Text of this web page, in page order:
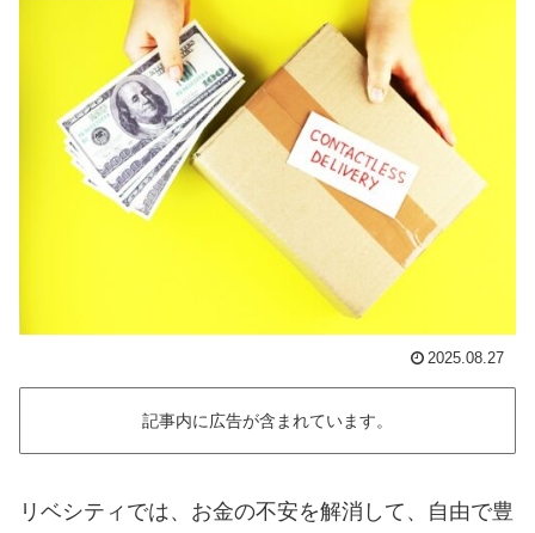
2025.08.27
記事内に広告が含まれています。
リベシティでは、お金の不安を解消して、自由で豊